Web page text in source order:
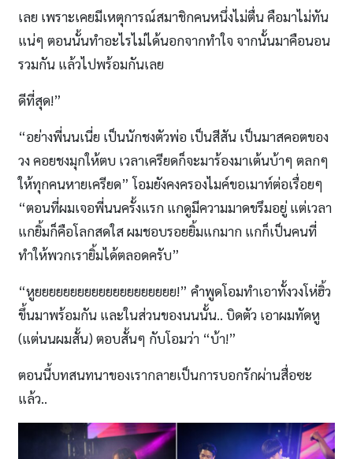
เลย เพราะเคยมีเหตุการณ์สมาชิกคนหนึ่งไม่ตื่น คือมาไม่ทัน
แน่ๆ ตอนนั้นทำอะไรไม่ได้นอกจากทำใจ จากนั้นมาคือนอน
รวมกัน แล้วไปพร้อมกันเลย
ดีที่สุด!”
“อย่างพี่นนเนี่ย เป็นนักชงตัวพ่อ เป็นสีสัน เป็นมาสคอตของ
วง คอยชงมุกให้ตบ เวลาเครียดก็จะมาร้องมาเต้นบ้าๆ ตลกๆ
ให้ทุกคนหายเครียด” โอมยังคงครองไมค์ขอเมาท์ต่อเรื่อยๆ
“ตอนที่ผมเจอพี่นนครั้งแรก แกดูมีความมาดขรึมอยู่ แต่เวลา
แกยิ้มก็คือโลกสดใส ผมชอบรอยยิ้มแกมาก แกก็เป็นคนที่
ทำให้พวกเรายิ้มได้ตลอดครับ”
“หูยยยยยยยยยยยยยยยยยยยย!” คำพูดโอมทำเอาทั้งวงโห่ฮิ้ว
ขึ้นมาพร้อมกัน และในส่วนของนนนั้น.. บิดตัว เอาผมทัดหู
(แต่นนผมสั้น) ตอบสั้นๆ กับโอมว่า “บ้า!”
ตอนนี้บทสนทนาของเรากลายเป็นการบอกรักผ่านสื่อซะ
แล้ว..